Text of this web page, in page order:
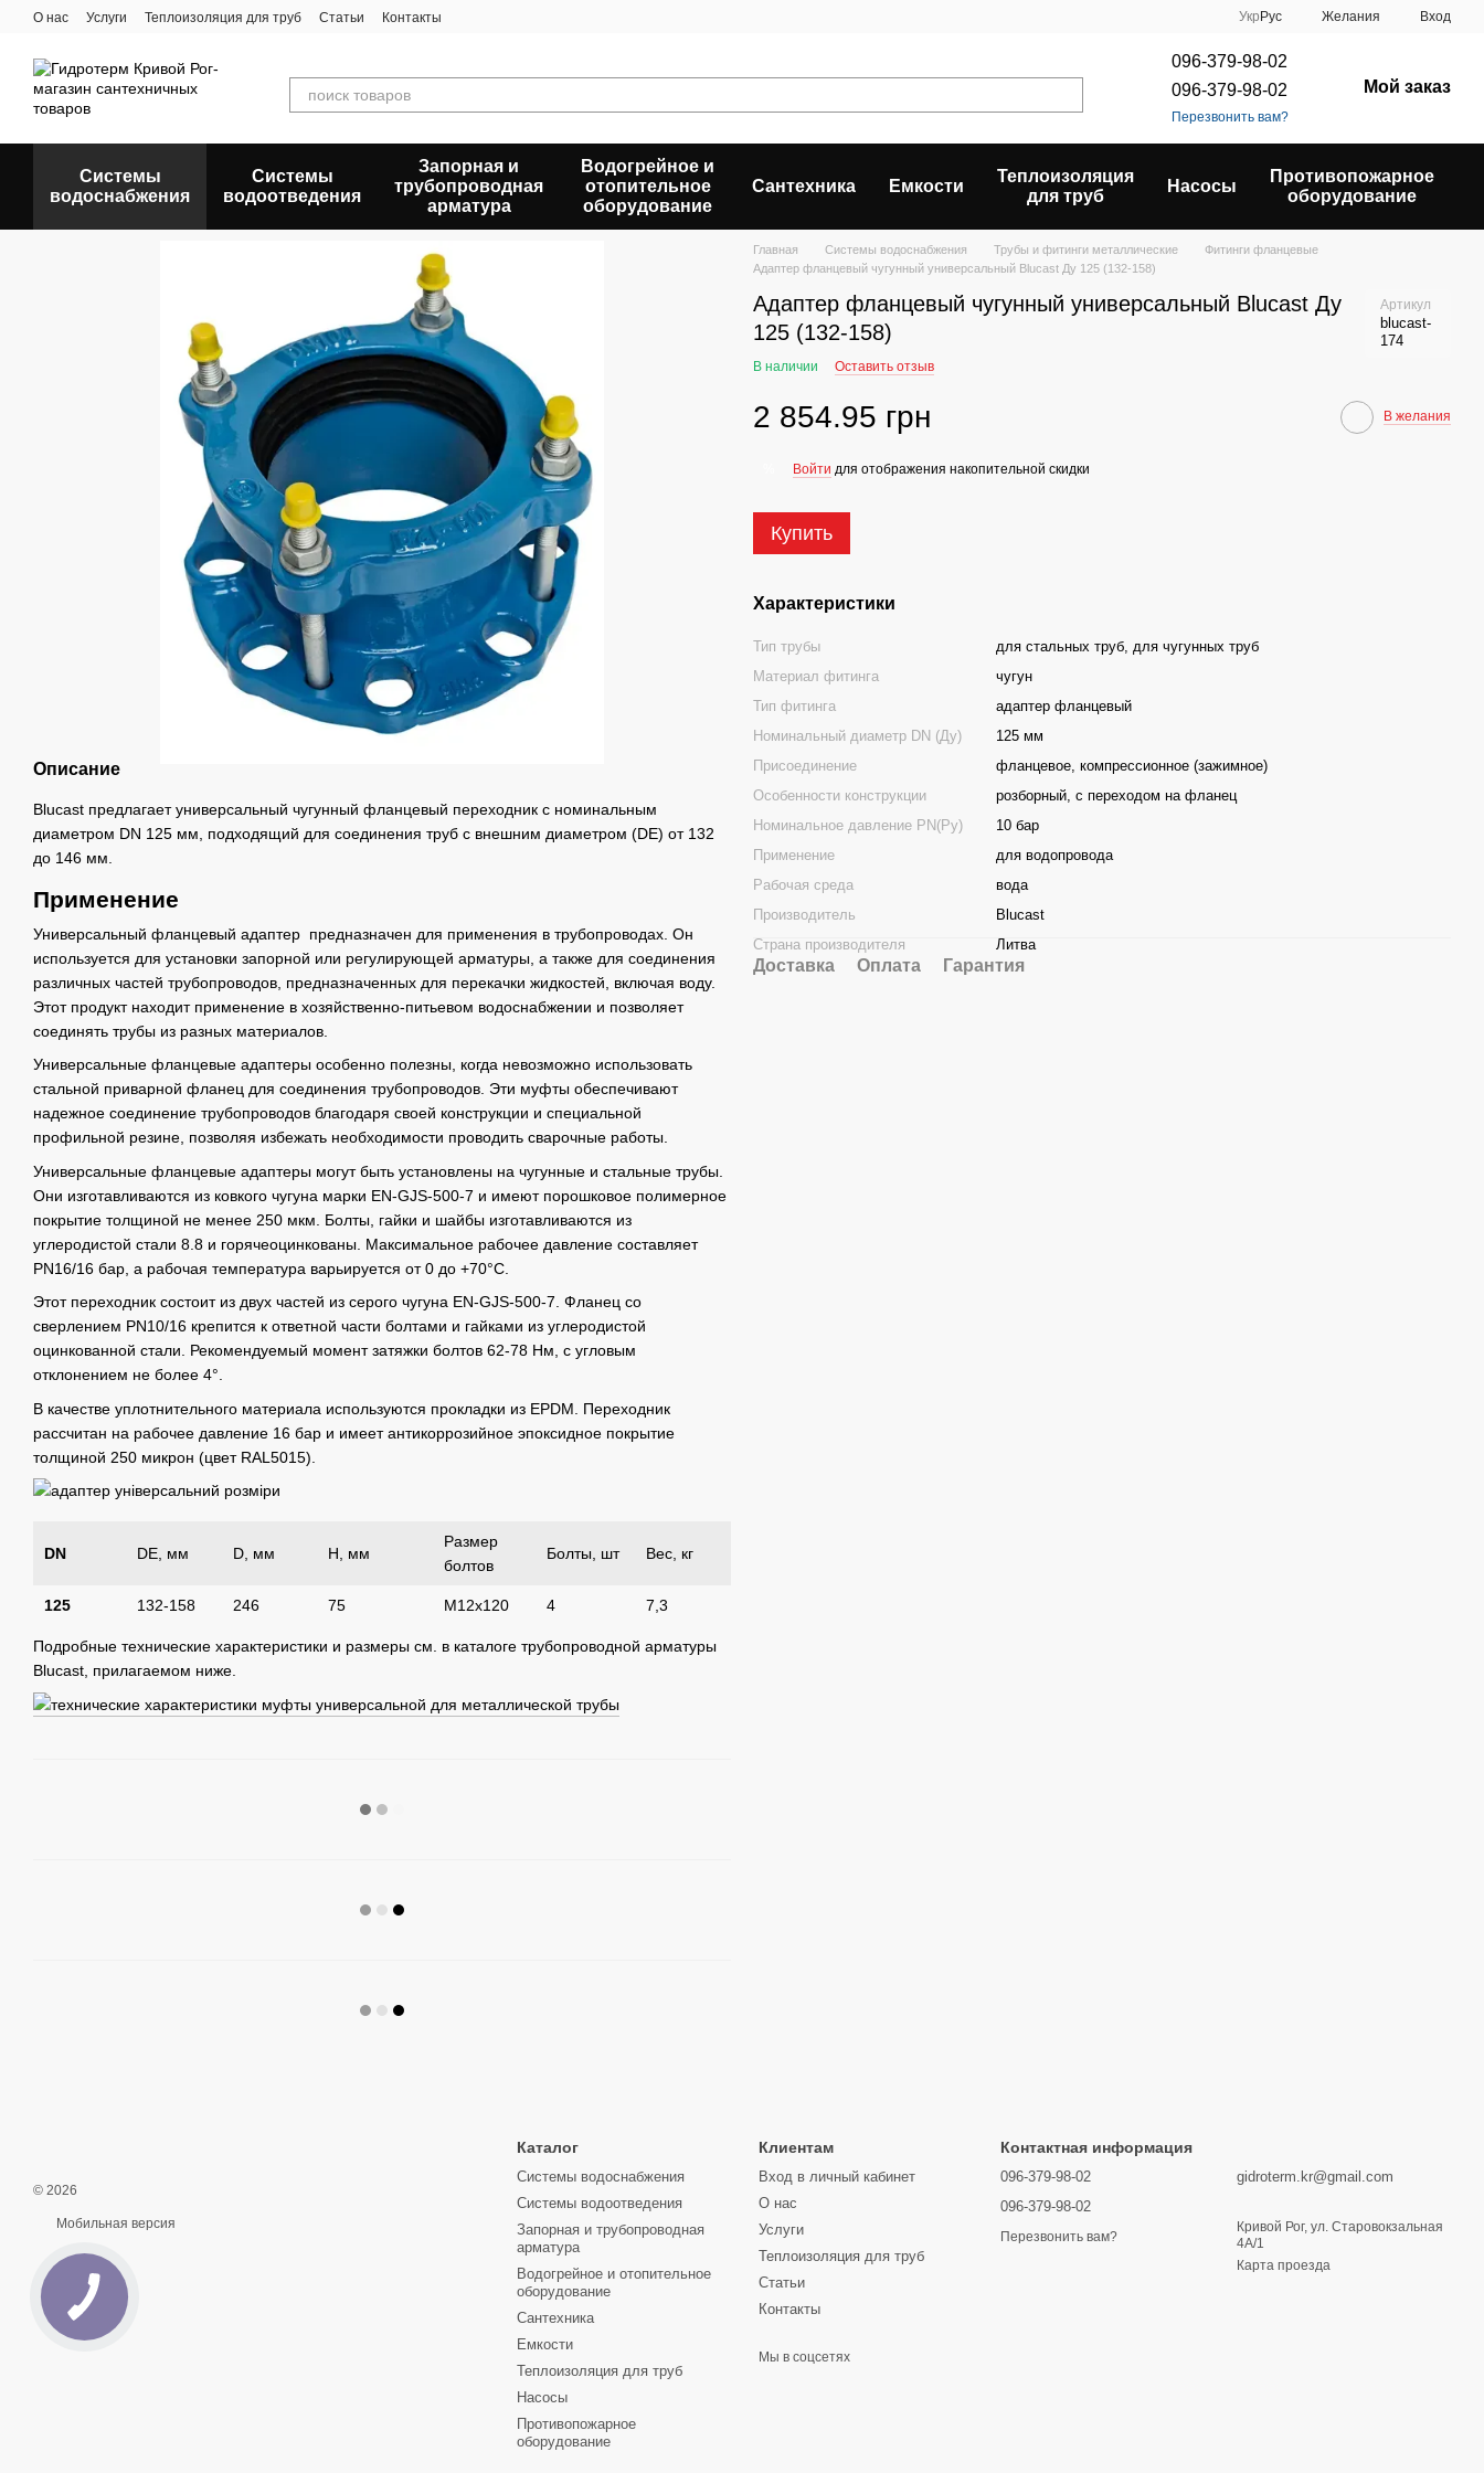
Перейти к основному контенту
О нас Услуги Теплоизоляция для труб Статьи Контакты Укр Рус Желания Вход
096-379-98-02
096-379-98-02
Перезвонить вам?
Мой заказ
Системы
водоснабжения
Системы
водоотведения
Запорная и
трубопроводная
арматура
Водогрейное и
отопительное
оборудование
Сантехника Емкости
Теплоизоляция
для труб
Насосы
Противопожарное
оборудование
Описание
Blucast предлагает универсальный чугунный фланцевый переходник с номинальным
диаметром DN 125 мм, подходящий для соединения труб с внешним диаметром (DE) от 132
до 146 мм.
Применение
Универсальный фланцевый адаптер предназначен для применения в трубопроводах. Он
используется для установки запорной или регулирующей арматуры, а также для соединения
различных частей трубопроводов, предназначенных для перекачки жидкостей, включая воду.
Этот продукт находит применение в хозяйственно-питьевом водоснабжении и позволяет
соединять трубы из разных материалов.
Универсальные фланцевые адаптеры особенно полезны, когда невозможно использовать
стальной приварной фланец для соединения трубопроводов. Эти муфты обеспечивают
надежное соединение трубопроводов благодаря своей конструкции и специальной
профильной резине, позволяя избежать необходимости проводить сварочные работы.
Универсальные фланцевые адаптеры могут быть установлены на чугунные и стальные трубы.
Они изготавливаются из ковкого чугуна марки EN-GJS-500-7 и имеют порошковое полимерное
покрытие толщиной не менее 250 мкм. Болты, гайки и шайбы изготавливаются из
углеродистой стали 8.8 и горячеоцинкованы. Максимальное рабочее давление составляет
PN16/16 бар, а рабочая температура варьируется от 0 до +70°C.
Этот переходник состоит из двух частей из серого чугуна EN-GJS-500-7. Фланец со
сверлением PN10/16 крепится к ответной части болтами и гайками из углеродистой
оцинкованной стали. Рекомендуемый момент затяжки болтов 62-78 Нм, с угловым
отклонением не более 4°.
В качестве уплотнительного материала используются прокладки из EPDM. Переходник
рассчитан на рабочее давление 16 бар и имеет антикоррозийное эпоксидное покрытие
толщиной 250 микрон (цвет RAL5015).
DN DE, мм D, мм H, мм
Размер
болтов
Болты, шт Вес, кг
125 132-158 246 75 М12х120 4 7,3
Подробные технические характеристики и размеры см. в каталоге трубопроводной арматуры
Blucast, прилагаемом ниже.
Главная Системы водоснабжения Трубы и фитинги металлические
Фитинги фланцевые
Адаптер фланцевый чугунный универсальный Blucast Ду 125 (132-158)
Адаптер фланцевый чугунный универсальный Blucast Ду
125 (132-158)
Артикул
blucast-
174
В наличии Оставить отзыв
2 854.95 грн В желания
Войти для отображения накопительной скидки
Купить
Характеристики
Тип трубы
для стальных труб, для чугунных труб
Материал фитинга
чугун
Тип фитинга
адаптер фланцевый
Номинальный диаметр DN (Ду)
125 мм
Присоединение
фланцевое, компрессионное (зажимное)
Особенности конструкции
розборный, с переходом на фланец
Номинальное давление PN(Ру)
10 бар
Применение
для водопровода
Рабочая среда
вода
Производитель
Blucast
Страна производителя
Литва
Доставка Оплата Гарантия
© 2026
Мобильная версия
Каталог
Системы водоснабжения
Системы водоотведения
Запорная и трубопроводная
арматура
Водогрейное и отопительное
оборудование
Сантехника
Емкости
Теплоизоляция для труб
Насосы
Противопожарное
оборудование
Клиентам
Вход в личный кабинет
О нас
Услуги
Теплоизоляция для труб
Статьи
Контакты
Мы в соцсетях
Контактная информация
096-379-98-02
096-379-98-02
Перезвонить вам?
gidroterm.kr@gmail.com
Кривой Рог, ул. Старовокзальная
4А/1
Карта проезда